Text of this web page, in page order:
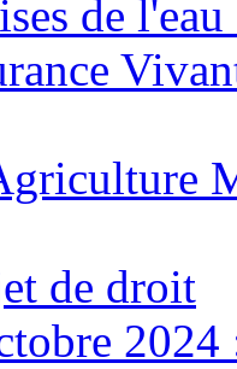
de
de droit
2024